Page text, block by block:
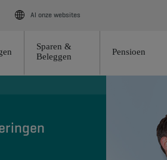
Al onze websites
Sparen &
Beleggen
Pensioen